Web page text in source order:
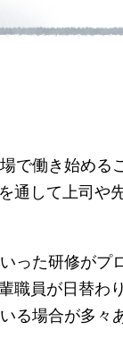
で働き始める
通して上司や
った研修がプ
職員が日替わ
る場合が多々